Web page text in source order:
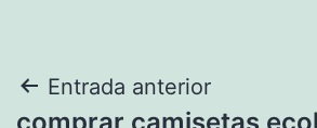
Navegación
Entrada anterior
comprar camisetas